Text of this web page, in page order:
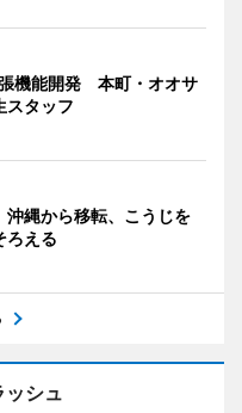
機能開発 本町・オオサ
スタッフ
縄から移転、こうじを
ろえる
ッシュ